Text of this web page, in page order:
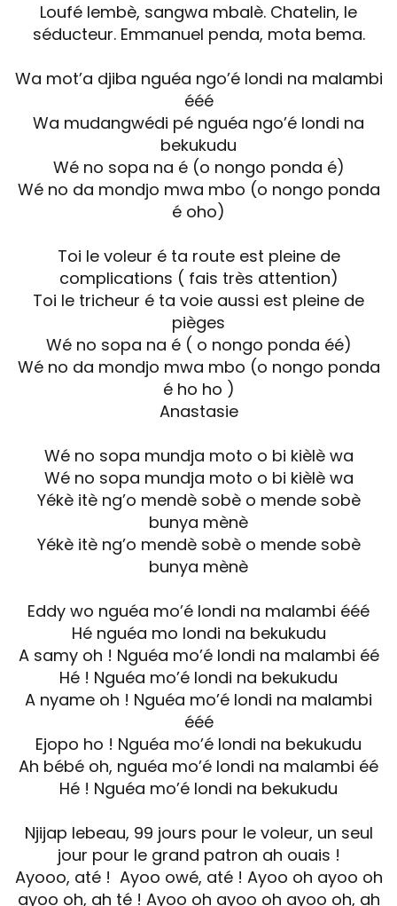
Loufé lembè, sangwa mbalè. Chatelin, le
séducteur. Emmanuel penda, mota bema.
Wa mot’a djiba nguéa ngo’é londi na malambi
ééé
Wa mudangwédi pé nguéa ngo’é londi na
bekukudu
Wé no sopa na é (o nongo ponda é)
Wé no da mondjo mwa mbo (o nongo ponda
é oho)
Toi le voleur é ta route est pleine de
complications ( fais très attention)
Toi le tricheur é ta voie aussi est pleine de
pièges
Wé no sopa na é ( o nongo ponda éé)
Wé no da mondjo mwa mbo (o nongo ponda
é ho ho )
Anastasie
Wé no sopa mundja moto o bi kièlè wa
Wé no sopa mundja moto o bi kièlè wa
Yékè itè ng’o mendè sobè o mende sobè
bunya mènè
Yékè itè ng’o mendè sobè o mende sobè
bunya mènè
Eddy wo nguéa mo’é londi na malambi ééé
Hé nguéa mo londi na bekukudu
A samy oh ! Nguéa mo’é londi na malambi éé
Hé ! Nguéa mo’é londi na bekukudu
A nyame oh ! Nguéa mo’é londi na malambi
ééé
Ejopo ho ! Nguéa mo’é londi na bekukudu
Ah bébé oh, nguéa mo’é londi na malambi éé
Hé ! Nguéa mo’é londi na bekukudu
Njijap lebeau, 99 jours pour le voleur, un seul
jour pour le grand patron ah ouais !
Ayooo, até ! Ayoo owé, até ! Ayoo oh ayoo oh
ayoo oh, ah té ! Ayoo oh ayoo oh ayoo oh, ah